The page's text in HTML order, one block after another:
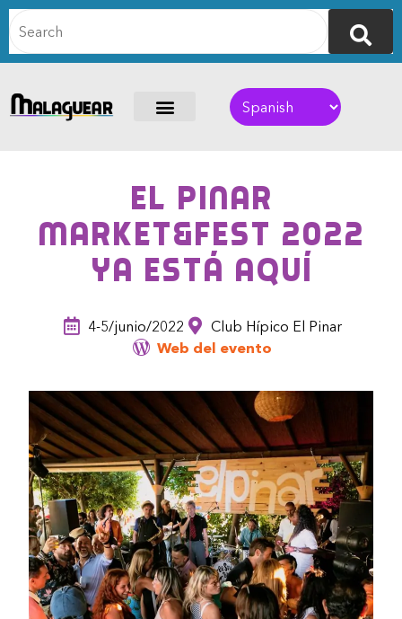
El Pinar
Market&Fest 2022
ya está aquí
4-5/junio/2022
Club Hípico El Pinar
Web del evento